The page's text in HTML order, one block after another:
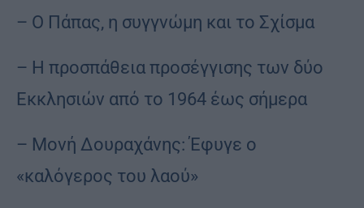
– Ο Πάπας, η συγγνώμη και το Σχίσμα
– Η προσπάθεια προσέγγισης των δύο
Εκκλησιών από το 1964 έως σήμερα
– Μονή Δουραχάνης: Έφυγε ο
«καλόγερος του λαού»